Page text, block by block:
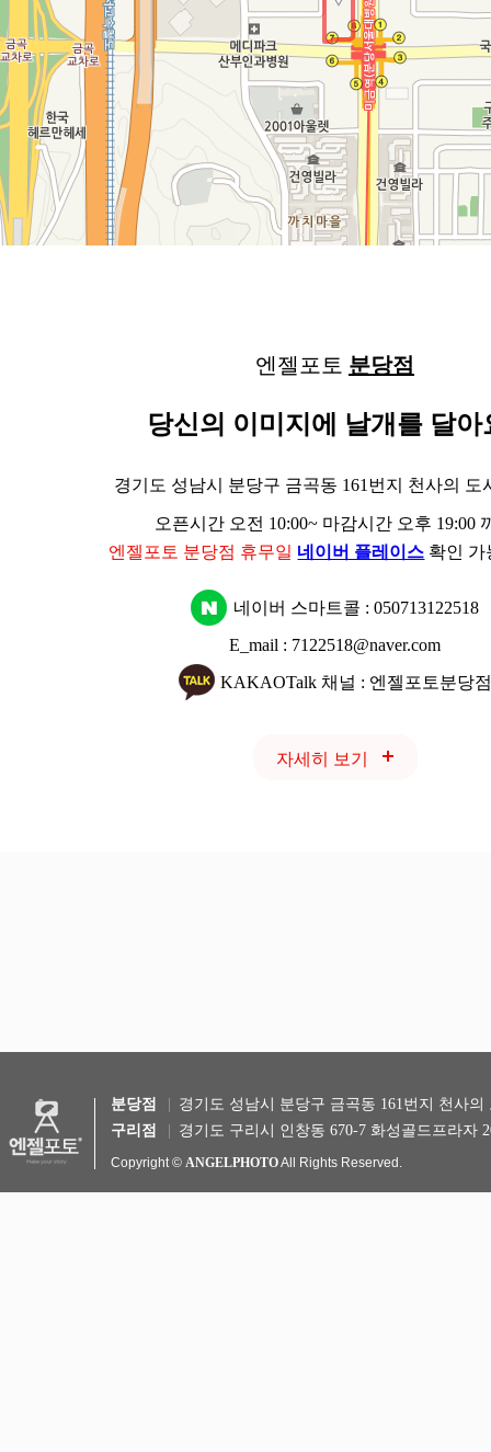
엔젤포토 분당점
당신의 이미지에 날개를 달아
경기도 성남시 분당구 금곡동 161번지 천사의 도
오픈시간 오전 10:00~ 마감시간 오후 19:00
엔젤포토 분당점 휴무일 네이버 플레이스 확인 가
네이버 스마트콜 :050713122518
E_mail : 7122518@naver.com
KAKAOTalk 채널 : 엔젤포토분당
자세히 보기
분당점
경기도 성남시 분당구 금곡동 161번지 천사
구리점
경기도 구리시 인창동 670-7 화성골드프라자
Copyright © ANGELPHOTOAll Rights Reserved.